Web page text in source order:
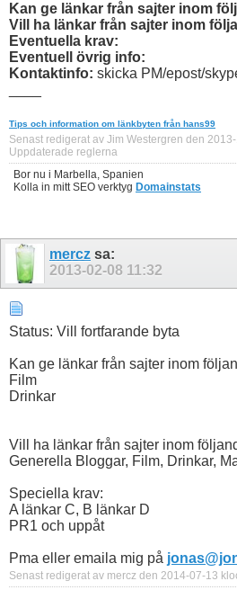
Kan ge länkar från sajter inom
Vill ha länkar från sajter inom
Eventuella krav:
Eventuell övrig info:
Kontaktinfo: skicka PM/epost/
Tips och information om länkbyten från hans99
Senast redigerat av Jim Westergren den
Uppdaterade reglerna
Bor nu i Marbella, Spanien
Kolla in mitt SEO verktyg Domainstats
mercz sa:
2013-02-08 11:32
Status: Vill fortfarande byta
Kan ge länkar från sajter inom
Film
Drinkar
Vill ha länkar från sajter inom
Generella Bloggar, Film, Drinkar,
Speciella krav:
A länkar C, B länkar D
PR1 och uppåt
Pma eller emaila mig på
Senast redigerat av mercz den 2014-07-13